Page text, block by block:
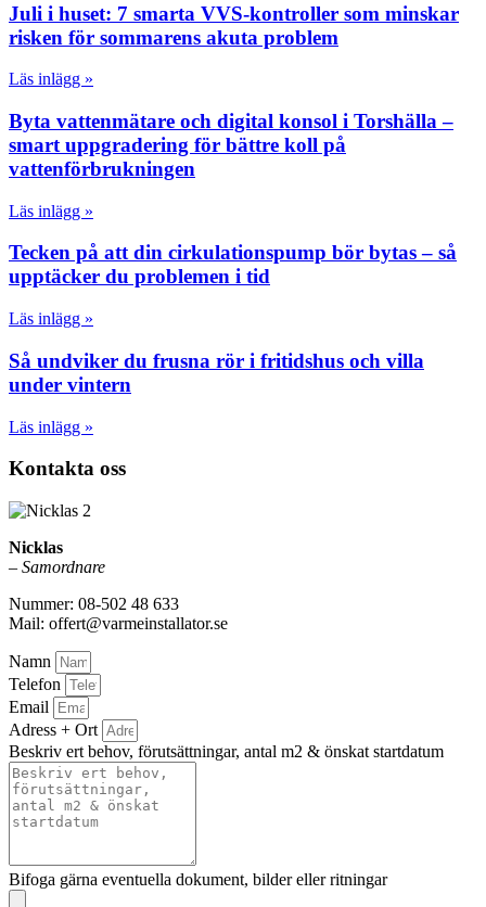
Juli i huset: 7 smarta VVS-kontroller som minskar
risken för sommarens akuta problem
Läs inlägg »
Byta vattenmätare och digital konsol i Torshälla –
smart uppgradering för bättre koll på
vattenförbrukningen
Läs inlägg »
Tecken på att din cirkulationspump bör bytas – så
upptäcker du problemen i tid
Läs inlägg »
Så undviker du frusna rör i fritidshus och villa
under vintern
Läs inlägg »
Kontakta oss
Nicklas
– Samordnare
Nummer: 08-502 48 633
Mail: offert@varmeinstallator.se
Namn
Telefon
Email
Adress + Ort
Beskriv ert behov, förutsättningar, antal m2 & önskat startdatum
Bifoga gärna eventuella dokument, bilder eller ritningar